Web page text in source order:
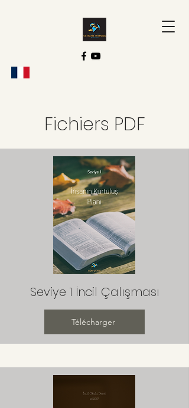
Fichiers PDF
Seviye 1 İncil Çalışması
Télécharger